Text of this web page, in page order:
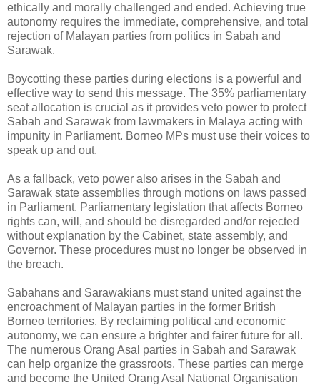
ethically and morally challenged and ended. Achieving true
autonomy requires the immediate, comprehensive, and total
rejection of Malayan parties from politics in Sabah and
Sarawak.
Boycotting these parties during elections is a powerful and
effective way to send this message. The 35% parliamentary
seat allocation is crucial as it provides veto power to protect
Sabah and Sarawak from lawmakers in Malaya acting with
impunity in Parliament. Borneo MPs must use their voices to
speak up and out.
As a fallback, veto power also arises in the Sabah and
Sarawak state assemblies through motions on laws passed
in Parliament. Parliamentary legislation that affects Borneo
rights can, will, and should be disregarded and/or rejected
without explanation by the Cabinet, state assembly, and
Governor. These procedures must no longer be observed in
the breach.
Sabahans and Sarawakians must stand united against the
encroachment of Malayan parties in the former British
Borneo territories. By reclaiming political and economic
autonomy, we can ensure a brighter and fairer future for all.
The numerous Orang Asal parties in Sabah and Sarawak
can help organize the grassroots. These parties can merge
and become the United Orang Asal National Organisation